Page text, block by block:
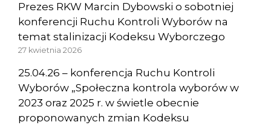
Prezes RKW Marcin Dybowski o sobotniej
konferencji Ruchu Kontroli Wyborów na
temat stalinizacji Kodeksu Wyborczego
27 kwietnia 2026
25.04.26 – konferencja Ruchu Kontroli
Wyborów „Społeczna kontrola wyborów w
2023 oraz 2025 r. w świetle obecnie
proponowanych zmian Kodeksu